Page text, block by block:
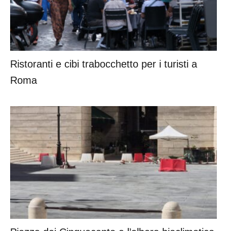
Ristoranti e cibi trabocchetto per i turisti a
Roma